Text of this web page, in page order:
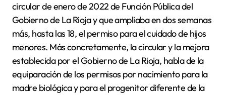
circular de enero de 2022 de Función Pública del
Gobierno de La Rioja y que ampliaba en dos semanas
más, hasta las 18, el permiso para el cuidado de hijos
menores. Más concretamente, la circular y la mejora
establecida por el Gobierno de La Rioja, habla de la
equiparación de los permisos por nacimiento para la
madre biológica y para el progenitor diferente de la